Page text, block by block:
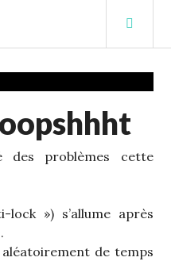
des problèmes cette
lock ») s’allume après
de temps